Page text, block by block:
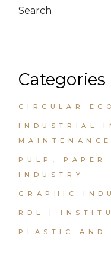
Categories
CIRCULAR
INDUSTRIAL
MAINTENANCE
PULP, PAPER
INDUSTRY
GRAPHIC
RDL |
PLASTIC AND